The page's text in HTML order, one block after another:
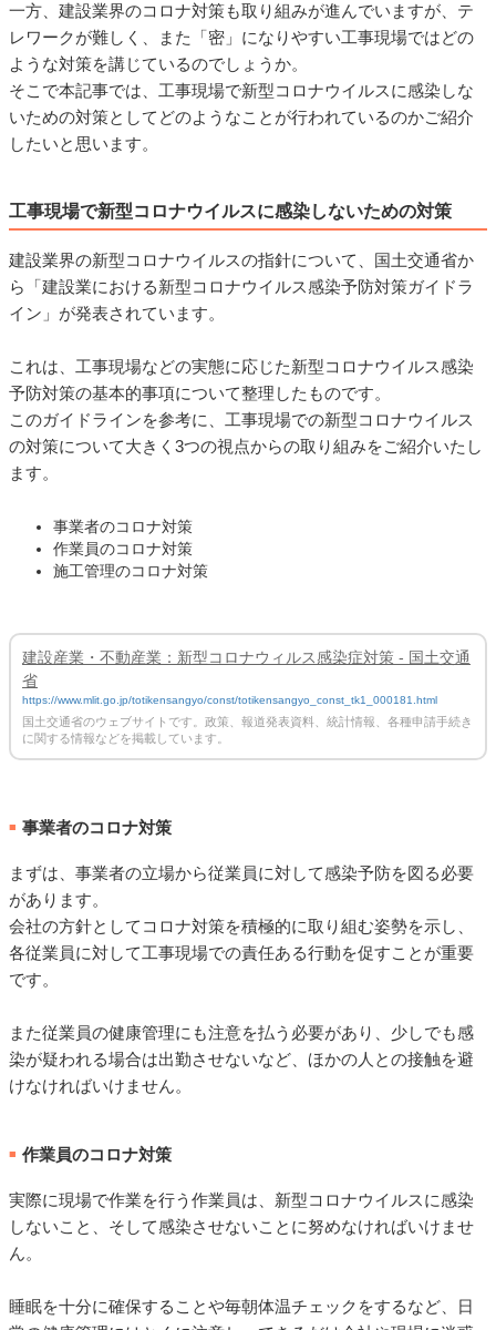
一方、建設業界のコロナ対策も取り組みが進んでいますが、テ
レワークが難しく、また「密」になりやすい工事現場ではどの
ような対策を講じているのでしょうか。
そこで本記事では、工事現場で新型コロナウイルスに感染しな
いための対策としてどのようなことが行われているのかご紹介
したいと思います。
工事現場で新型コロナウイルスに感染しないための対策
建設業界の新型コロナウイルスの指針について、国土交通省か
ら「建設業における新型コロナウイルス感染予防対策ガイドラ
イン」が発表されています。
これは、工事現場などの実態に応じた新型コロナウイルス感染
予防対策の基本的事項について整理したものです。
このガイドラインを参考に、工事現場での新型コロナウイルス
の対策について大きく3つの視点からの取り組みをご紹介いたし
ます。
事業者のコロナ対策
作業員のコロナ対策
施工管理のコロナ対策
建設産業・不動産業：新型コロナウィルス感染症対策 - 国土交通
省
https://www.mlit.go.jp/totikensangyo/const/totikensangyo_const_tk1_000181.html
国土交通省のウェブサイトです。政策、報道発表資料、統計情報、各種申請手続き
に関する情報などを掲載しています。
■ 事業者のコロナ対策
まずは、事業者の立場から従業員に対して感染予防を図る必要
があります。
会社の方針としてコロナ対策を積極的に取り組む姿勢を示し、
各従業員に対して工事現場での責任ある行動を促すことが重要
です。
また従業員の健康管理にも注意を払う必要があり、少しでも感
染が疑われる場合は出勤させないなど、ほかの人との接触を避
けなければいけません。
■ 作業員のコロナ対策
実際に現場で作業を行う作業員は、新型コロナウイルスに感染
しないこと、そして感染させないことに努めなければいけませ
ん。
睡眠を十分に確保することや毎朝体温チェックをするなど、日